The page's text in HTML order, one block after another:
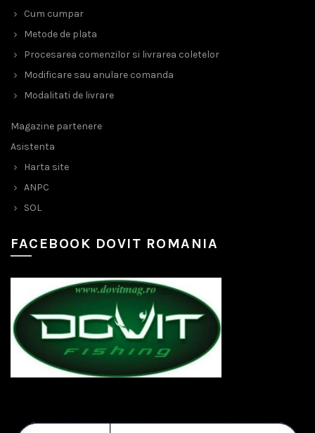
Cum cumpar
Metode de plata
Procesarea comenzilor si livrarea coletelor
Modificare sau anulare comanda
Modalitati de livrare
Magazine partenere
Asistenta
Harta site
ANPC
SOL
FACEBOOK DOVIT ROMANIA